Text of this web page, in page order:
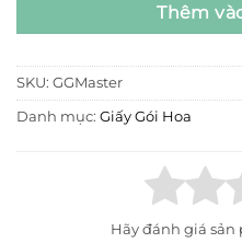
Thêm
SKU: GGMaster
Danh mục: Giấy Gói Hoa
Hãy đánh giá